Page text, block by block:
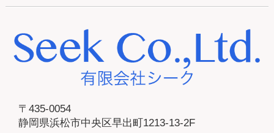
〒435-0054
静岡県浜松市中央区早出町1213-13-2F